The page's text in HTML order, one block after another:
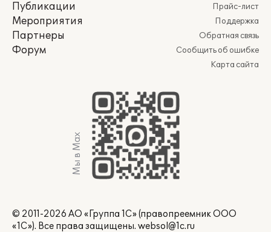
Публикации
Мероприятия
Партнеры
Форум
Прайс-лист
Поддержка
Обратная связь
Сообщить об ошибке
Карта сайта
Мы в Max
© 2011-2026 АО «Группа 1С» (правопреемник ООО
«1С»). Все права защищены. websol@1c.ru